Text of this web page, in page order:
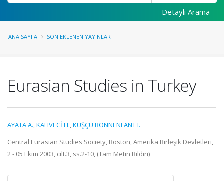
Detaylı Arama
ANA SAYFA SON EKLENEN YAYINLAR
Eurasian Studies in Turkey
AYATA A.,KAHVECİ H.,KUŞÇU BONNENFANT I.
Central Eurasian Studies Society, Boston, Amerika Birleşik Devletleri,
2 - 05 Ekim 2003, cilt.3, ss.2-10, (Tam Metin Bildiri)